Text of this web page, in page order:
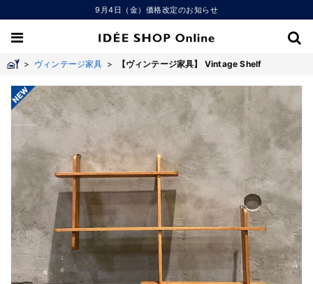
9月4日（金）価格改定のお知らせ
> ヴィンテージ家具 > 【ヴィンテージ家具】 Vintage Shelf